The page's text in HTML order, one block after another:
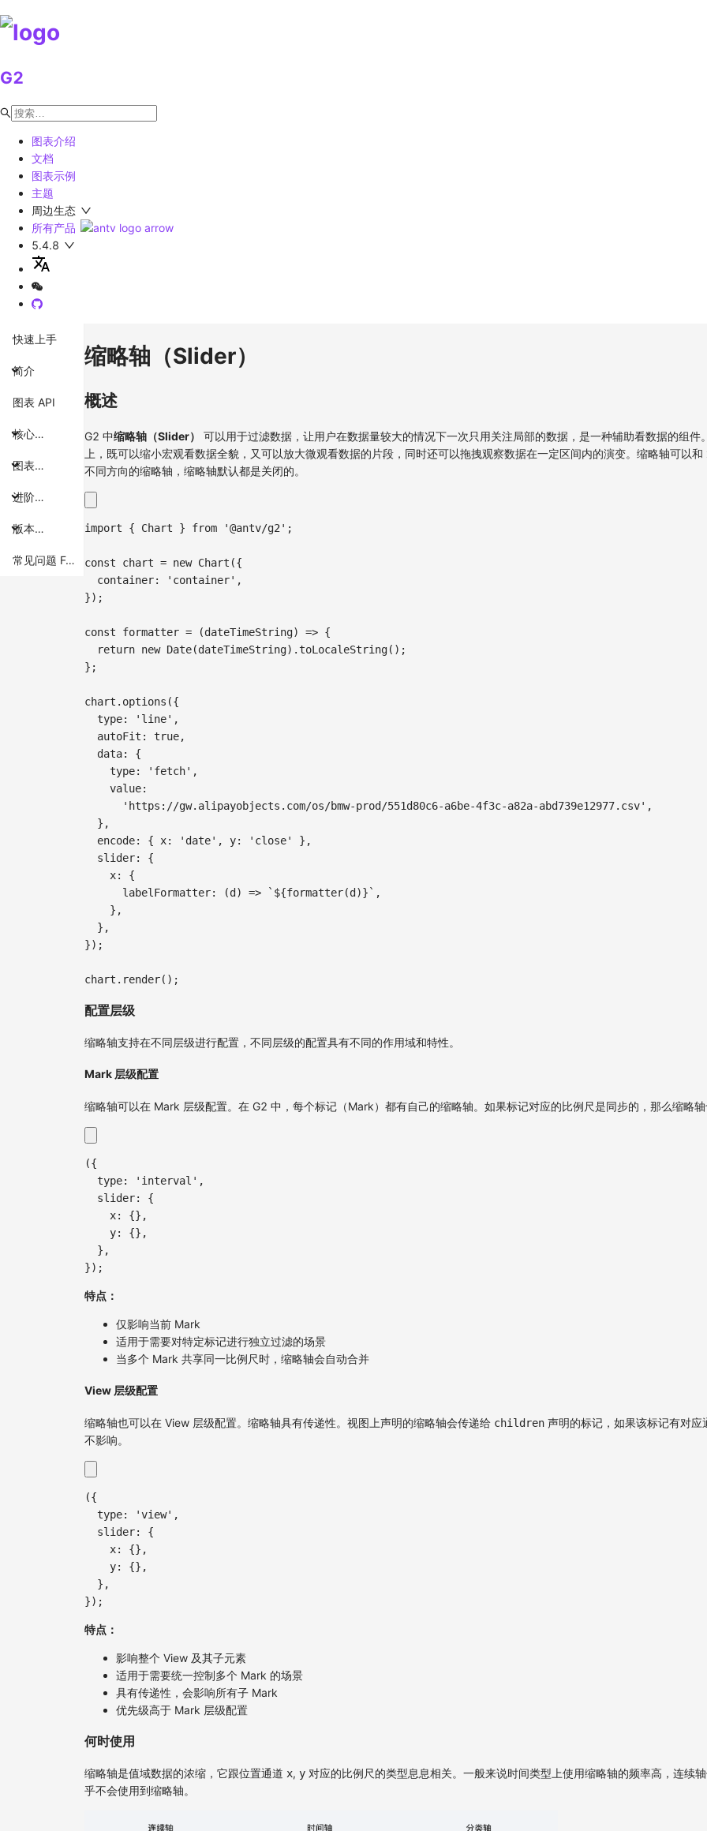
G2
图表介绍
文档
图表示例
主题
周边生态
所有产品
5.4.8
快速上手
简介
图表 API
核心概念
图表组件
进阶主题
版本特性
常见问题 FAQ
缩略轴（Slider）
概述
G2 中缩略轴（Slider）
可以用于过滤数据，让用户在数据量较大的情况下一次只用关注局部的数据，是一种辅助看数据的组件
上，既可以缩小宏观看数据全貌，又可以放大微观看数据的片段，同时还可以拖拽观察数据在一定区间内的演变。缩略轴可以
不同方向的缩略轴，缩略轴默认都是关闭的。
import { Chart } from '@antv/g2' ;
const chart = new Chart ({
container: 'container' ,
}) ;
const formatter = (dateTimeString) => {
return new Date(dateTimeString) . toLocaleString( ) ;
} ;
chart . options ({
type: 'line' ,
autoFit : true,
data:
{
type: 'fetch' ,
value:
'https://gw.alipayobjects.com/os/bmw-prod/551d80c6-a6be-4f3c-a82a-abd739e12977.csv' ,
} ,
encode: { x: 'date' , y: 'close' } ,
slider:
{
x:
{
labelFormatter: (d ) => ` ${formatter(d )} ` ,
} ,
} ,
}) ;
chart . render( ) ;
配置层级
缩略轴支持在不同层级进行配置，不同层级的配置具有不同的作用域和特性。
Mark 层级配置
缩略轴可以在 Mark 层级配置。在 G2 中，每个标记（Mark）都有自己的缩略轴。如果标记对应的比例尺是同步的，那么缩略轴
({
type: 'interval' ,
slider:
{
x: {} ,
y: {} ,
} ,
}) ;
特点：
仅影响当前 Mark
适用于需要对特定标记进行独立过滤的场景
当多个 Mark 共享同一比例尺时，缩略轴会自动合并
View 层级配置
缩略轴也可以在 View 层级配置。缩略轴具有传递性。视图上声明的缩略轴会传递给 children 声明的标记，如果该标记有对
不影响。
({
type: 'view' ,
slider:
{
x: {} ,
y: {} ,
} ,
}) ;
特点：
影响整个 View 及其子元素
适用于需要统一控制多个 Mark 的场景
具有传递性，会影响所有子 Mark
优先级高于 Mark 层级配置
何时使用
缩略轴是值域数据的浓缩，它跟位置通道 x, y 对应的比例尺的类型息息相关。一般来说时间类型上使用缩略轴的频率高，连续
乎不会使用到缩略轴。